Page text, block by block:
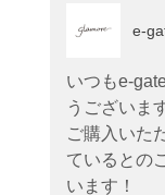
e-
いつもe-
うございま
ご購入いた
ているとの
います！